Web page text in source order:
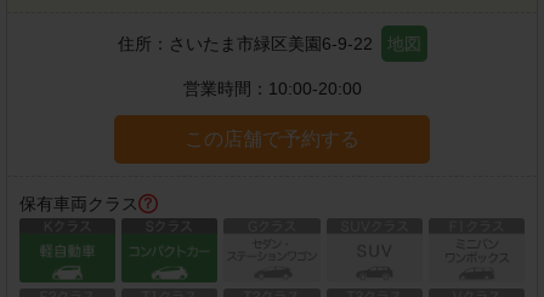
住所： さいたま市緑区美園6-9-22 地図
営業時間： 10:00-20:00
この店舗で予約する
保有車両クラス